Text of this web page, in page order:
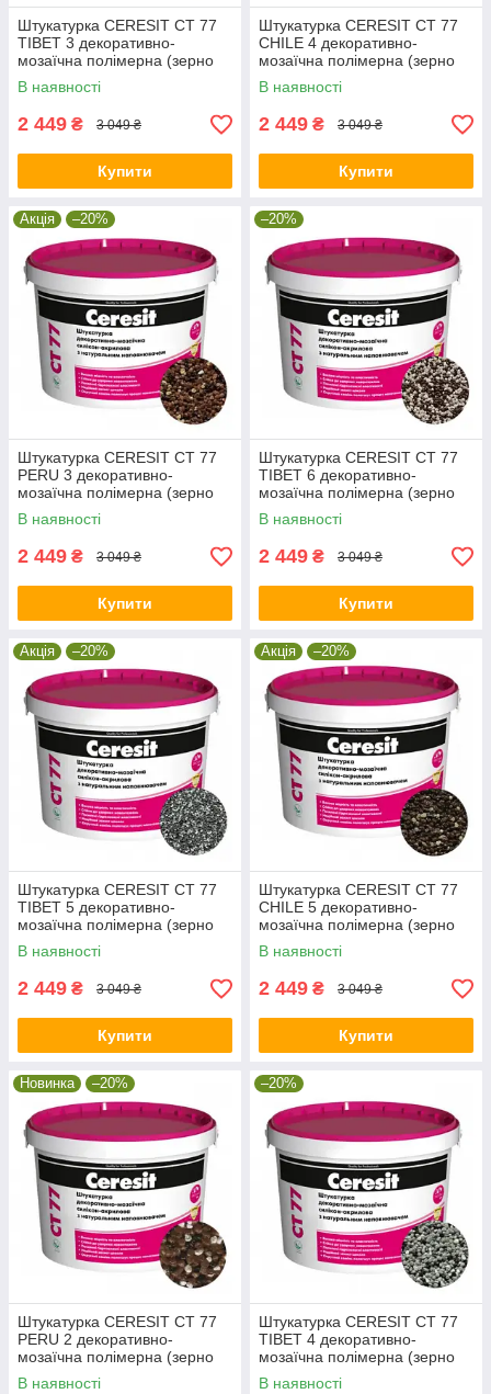
Штукатурка CERESIT CT 77
TIBET 3 декоративно-
мозаїчна полімерна (зерно
1,4-2,0 мм), 14 кг
В наявності
2 449 ₴ 3 049 ₴
Купити
Штукатурка CERESIT CT 77
CHILE 4 декоративно-
мозаїчна полімерна (зерно
1,4-2,0 мм), 14 кг
В наявності
2 449 ₴ 3 049 ₴
Купити
Акція –20%
Штукатурка CERESIT CT 77
PERU 3 декоративно-
мозаїчна полімерна (зерно
1,4-2,0 мм), 14 кг
В наявності
2 449 ₴ 3 049 ₴
Купити
–20%
Штукатурка CERESIT CT 77
TIBET 6 декоративно-
мозаїчна полімерна (зерно
1,4-2,0 мм), 14 кг
В наявності
2 449 ₴ 3 049 ₴
Купити
Акція –20%
Штукатурка CERESIT CT 77
TIBET 5 декоративно-
мозаїчна полімерна (зерно
1,4-2,0 мм), 14 кг
В наявності
2 449 ₴ 3 049 ₴
Купити
Акція –20%
Штукатурка CERESIT CT 77
CHILE 5 декоративно-
мозаїчна полімерна (зерно
1,4-2,0 мм), 14 кг
В наявності
2 449 ₴ 3 049 ₴
Купити
Новинка –20%
Штукатурка CERESIT CT 77
PERU 2 декоративно-
мозаїчна полімерна (зерно
1,4-2,0 мм), 14 кг
В наявності
–20%
Штукатурка CERESIT CT 77
TIBET 4 декоративно-
мозаїчна полімерна (зерно
1,4-2,0 мм), 14 кг
В наявності